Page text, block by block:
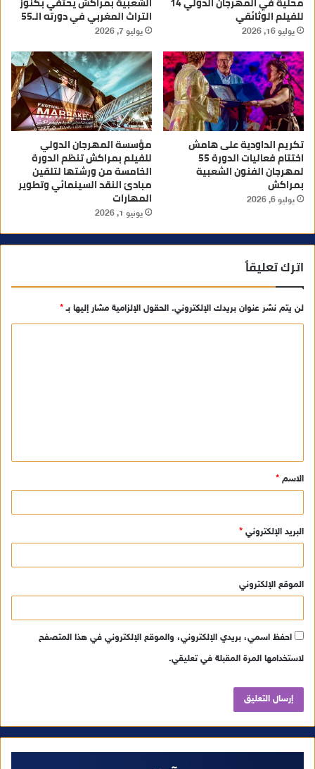
للفيلم الوثائقي
يوليو 16, 2026
التراث المغربي في دورته الـ55
يوليو 7, 2026
تكريم الداودية على هامش
اختتام فعاليات الدورة 55
لمهرجان الفنون الشعبية
بمراكش
يوليو 6, 2026
مؤسسة المهرجان الدولي
للفيلم بمراكش تنظم الدورة
الخامسة من ورشتها لتلقين
مبادئ النقد السينمائي وتطوير
المهارات
يونيو 1, 2026
اترك تعليقاً
لن يتم نشر عنوان بريدك الإلكتروني. الحقول الإلزامية مشار إليها بـ*
ق
*
الاسم *
البريد الإلكتروني *
الموقع الإلكتروني
احفظ اسمي، بريدي الإلكتروني، والموقع الإلكتروني في هذا المتصفح
لاستخدامها المرة المقبلة في تعليقي.